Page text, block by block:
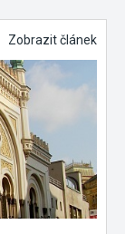
Zobrazit článek